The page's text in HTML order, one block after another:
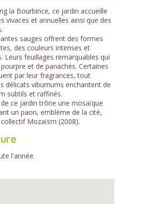
1 /4
la Bourbince, ce jardin accueille
vivaces et annuelles ainsi que des
sauges offrent des formes
des couleurs intenses et
Leurs feuillages remarquables qui
et de panachés. Certaines
par leur fragrances, tout
délicats viburnums enchantent de
subtils et raffinés.
ce jardin trône une mosaïque
un paon, emblème de la cité,
Mozaïsm (2008).
l'année.